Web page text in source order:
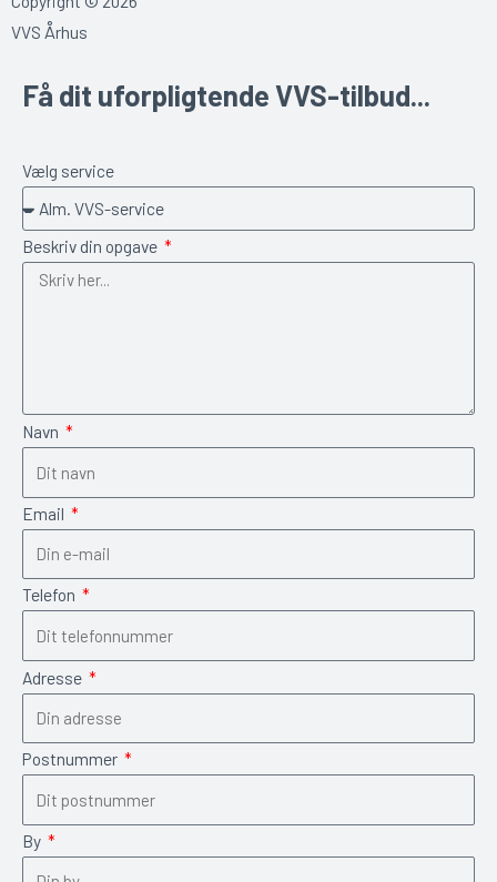
VVS Århus
Få dit uforpligtende VVS-tilbud...
Vælg service
Beskriv din opgave
Navn
Email
Telefon
Adresse
Postnummer
By